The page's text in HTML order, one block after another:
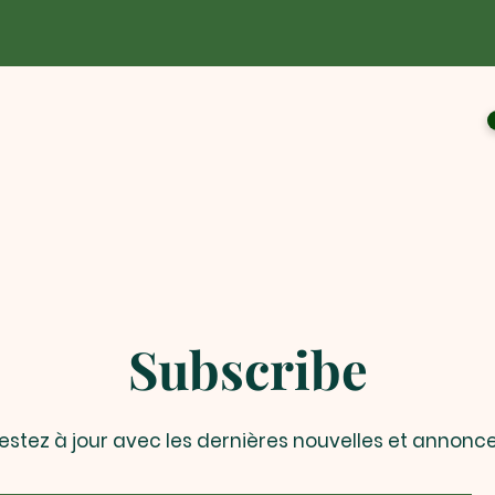
Subscribe
à jour avec les dernières nouvelles et